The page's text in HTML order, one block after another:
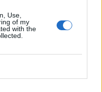
Use,
of my
with the
dei dati relative ai feedback e
reale è fondamentale per
agio. La versione touchless
di essere più reattive e
priorità in questa nuova